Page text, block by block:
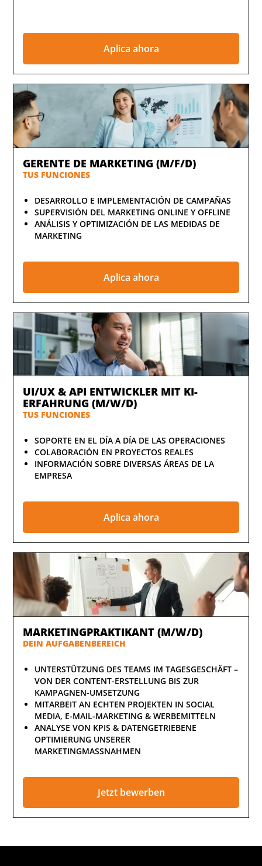
Aplica ahora
GERENTE DE MARKETING (M/F/D)
TUS FUNCIONES
DESARROLLO E IMPLEMENTACIÓN DE CAMPAÑAS
SUPERVISIÓN DEL MARKETING ONLINE Y OFFLINE
ANÁLISIS Y OPTIMIZACIÓN DE LAS MEDIDAS DE
MARKETING
Aplica ahora
UI/UX & API ENTWICKLER MIT KI-
ERFAHRUNG (M/W/D)
TUS FUNCIONES
SOPORTE EN EL DÍA A DÍA DE LAS OPERACIONES
COLABORACIÓN EN PROYECTOS REALES
INFORMACIÓN SOBRE DIVERSAS ÁREAS DE LA
EMPRESA
Aplica ahora
MARKETINGPRAKTIKANT (M/W/D)
DEIN AUFGABENBEREICH
UNTERSTÜTZUNG DES TEAMS IM TAGESGESCHÄFT –
VON DER CONTENT-ERSTELLUNG BIS ZUR
KAMPAGNEN-UMSETZUNG
MITARBEIT AN ECHTEN PROJEKTEN IN SOCIAL
MEDIA, E-MAIL-MARKETING & WERBEMITTELN
ANALYSE VON KPIS & DATENGETRIEBENE
OPTIMIERUNG UNSERER
MARKETINGMASSNAHMEN
Jetzt bewerben